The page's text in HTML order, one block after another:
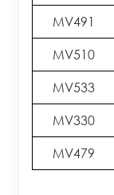
MV491
MV510
MV533
MV330
MV479